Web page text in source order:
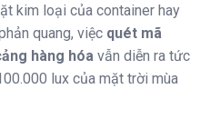
kim loại của container hay
quang, việc quét mã
hàng hóa vẫn diễn ra tức
lux của mặt trời mùa